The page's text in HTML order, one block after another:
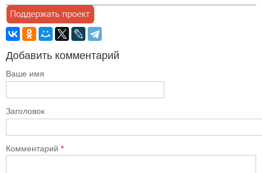
Добавить комментарий
Ваше имя
Заголовок
Комментарий *